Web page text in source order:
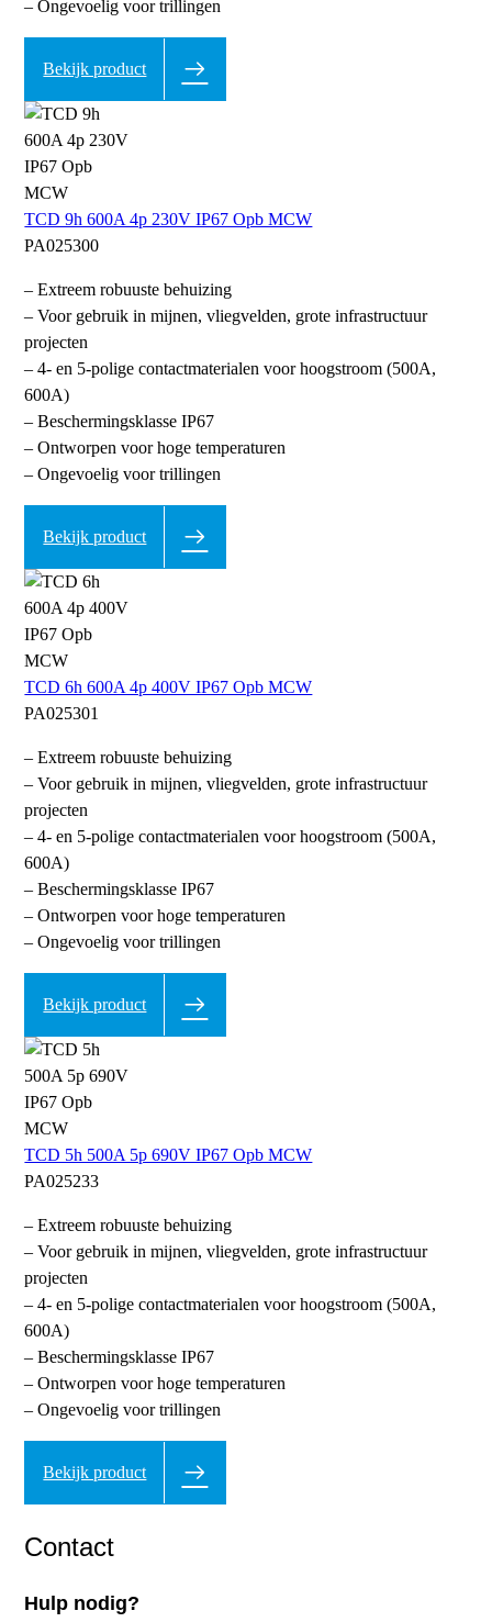
– Ongevoelig voor trillingen
Bekijk product
TCD 9h 600A 4p 230V IP67 Opb MCW
PA025300
– Extreem robuuste behuizing
– Voor gebruik in mijnen, vliegvelden, grote infrastructuur
projecten
– 4- en 5-polige contactmaterialen voor hoogstroom (500A,
600A)
– Beschermingsklasse IP67
– Ontworpen voor hoge temperaturen
– Ongevoelig voor trillingen
Bekijk product
TCD 6h 600A 4p 400V IP67 Opb MCW
PA025301
– Extreem robuuste behuizing
– Voor gebruik in mijnen, vliegvelden, grote infrastructuur
projecten
– 4- en 5-polige contactmaterialen voor hoogstroom (500A,
600A)
– Beschermingsklasse IP67
– Ontworpen voor hoge temperaturen
– Ongevoelig voor trillingen
Bekijk product
TCD 5h 500A 5p 690V IP67 Opb MCW
PA025233
– Extreem robuuste behuizing
– Voor gebruik in mijnen, vliegvelden, grote infrastructuur
projecten
– 4- en 5-polige contactmaterialen voor hoogstroom (500A,
600A)
– Beschermingsklasse IP67
– Ontworpen voor hoge temperaturen
– Ongevoelig voor trillingen
Bekijk product
Contact
Hulp nodig?